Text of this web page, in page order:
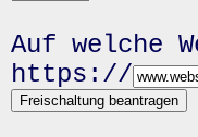
Auf welche
https://